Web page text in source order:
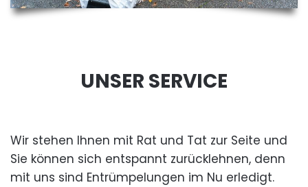
UNSER SERVICE
Wir stehen Ihnen mit Rat und Tat zur Seite und
Sie können sich entspannt zurücklehnen, denn
mit uns sind Entrümpelungen im Nu erledigt.